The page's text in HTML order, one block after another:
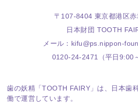
〒107-8404 東京都港区
日本財団 TOOTH
メール： kifu@ps.nippon-
0120-24-2471（平日9:00
歯の妖精「TOOTH FAIRY」は、 日本歯
働で運営しています。